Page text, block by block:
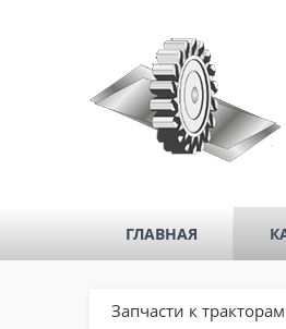
ГЛАВНАЯ
Запчасти к тракторам